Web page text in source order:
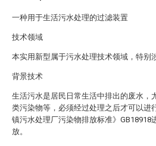
一种用于生活污水处理的过滤装置
技术领域
本实用新型属于污水处理技术领域，特别
背景技术
生活污水是居民日常生活中排出的废水，
类污染物等，必须经过处理之后才可以进
镇污水处理厂污染物排放标准》
放。